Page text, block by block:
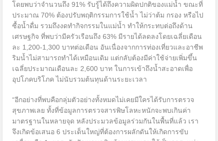
โดยพบว่าจำนวนถึง 91% รับรู้ได้ถึงความผิดปกติของแม่น้ำ ขณะที่
ประมาณ 70% ต้องปรับพฤติกรรมการใช้น้ำ ไม่ว่าต้ม กรอง หรือไป
ซื้อน้ำดื่ม รวมถึงงดทำกิจกรรมในแม่น้ำ ทำให้กระทบต่อถึงด้าน
เศรษฐกิจ ที่พบว่ามีครัวเรือนถึง 63% มีรายได้ลดลงโดยเฉลี่ยเดือน
ละ 1,200-1,300 บาทต่อเดือน อันเนื่องจากการท่องเที่ยวและอาชีพ
ริมน้ำไม่สามารถทำได้เหมือนเดิม แต่กลับต้องมีค่าใช้จ่ายเพิ่มขึ้น
เฉลี่ยประมาณเดือนละ 2,600 บาท ในการเข้าถึงน้ำสะอาดเพื่อ
อุปโภคบริโภค ไม่นับรวมต้นทุนด้านระยะเวลา
“อีกอย่างที่พบคือกลุ่มตัวอย่างทั้งหมดไม่เคยมีใครได้รับการตรวจ
สุขภาพเลย ทั้งที่ข้อมูลการตรวจสารพิษโลหะหนักจะพบเกินค่า
มาตรฐานในหลายจุด หลังประมวลข้อมูลร่วมกันในพื้นที่แล้ว เรา
จึงเกิดข้อเสนอ 6 ประเด็นใหญ่ที่ต้องการผลักดันให้เกิดการขับ